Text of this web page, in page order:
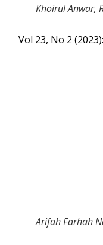
Khoirul Anwar,
Vol 23, No 2
Arifah Farhah